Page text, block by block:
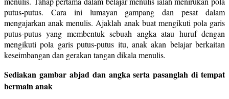
putus-putus. Cara ini lumayan gampang dan pesat dalam
mengajarkan anak menulis. Ajaklah anak buat mengikuti pola garis
putus-putus yang membentuk sebuah angka atau huruf dengan
mengikuti pola garis putus-putus itu, anak akan belajar berkaitan
keseimbangan dan gerakan tangan dikala menulis.
Sediakan gambar abjad dan angka serta pasanglah di tempat
bermain anak